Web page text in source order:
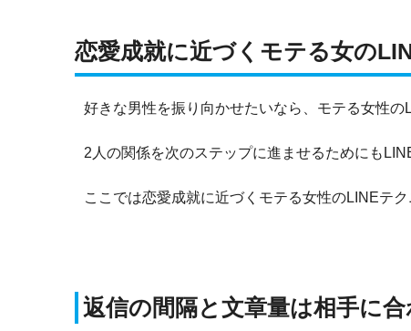
恋愛成就に近づくモテる女の
好きな男性を振り向かせたいなら、モテる女性
2人の関係を次のステップに進ませるためにも
ここでは恋愛成就に近づくモテる女性のLINEテク
返信の間隔と文章量は相手に合